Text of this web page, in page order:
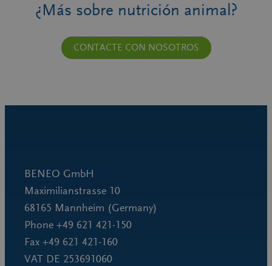
¿Más sobre nutrición animal?
CONTACTE CON NOSOTROS
BENEO GmbH
Maximilianstrasse 10
68165 Mannheim (Germany)
Phone +49 621 421-150
Fax +49 621 421-160
VAT DE 253691060